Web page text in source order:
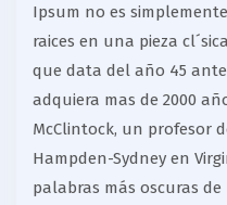
Ipsum no es
raices en una pieza
que data del año 45
adquiera mas de 2000
McClintock, un profesor
Hampden-Sydney en
palabras más oscuras